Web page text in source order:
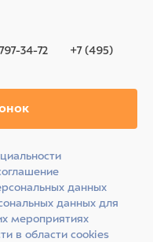
34-72
+7 (495)
данных
данных для
мероприятиях
в области cookies